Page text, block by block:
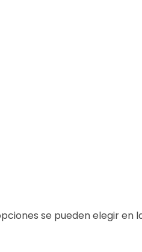
se pueden elegir en